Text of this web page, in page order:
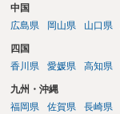
中国
広島県
岡山県 山口県
四国
香川県
愛媛県 高知県
九州・沖縄
福岡県
佐賀県 長崎県